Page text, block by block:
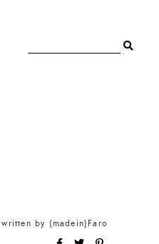
written by (madein)Faro